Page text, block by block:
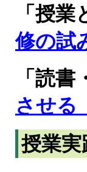
「授
修の試
「読
させる
授業実